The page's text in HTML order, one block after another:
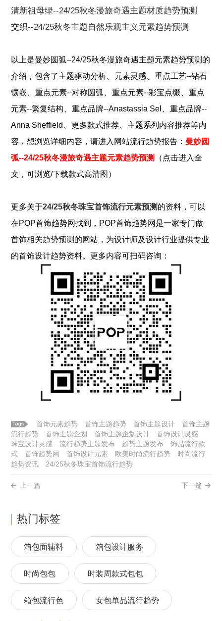
清新祖母绿--24/25秋冬漫旅奇遇主题材质趋势预测
交织--24/25秋冬主题自然乐观主义元素趋势预测
以上是曼妙圆弧--24/25秋冬漫旅奇遇主题元素趋势预测 的
介绍，包含了主题驱动分析、 元素灵感、重点工艺--钻石
镶嵌、重点元素--对称圆弧 、重点元素--彩宝点缀、重点
元素--繁复结构、重点品牌--Anastassia Sel 、重点品牌--
Anna Sheffield 、更多款式推荐、 主题系列内容推荐等内
容，想浏览详细内容，请进入网站流行趋势报告： 曼妙圆
弧--24/25秋冬漫旅奇遇主题元素趋势预测
（点击进入全
文，可浏览/下载款式高清图）
更多关于24/25秋冬珠宝首饰流行元素预测 的资料，可以
在POP首饰趋势网找到，POP首饰趋势网是一家专门做
首饰相关趋势预测的网站，为设计师及设计行业提供专业
的首饰设计趋势资料。更多内容可扫码咨询：
首饰元素趋势 首饰主题趋势 首饰主题设计
首饰主题
流行趋势
首饰主题企划 首饰主题企划设计
首饰设计灵感
珠宝设计灵感
流行趋势主题发布 趋势主题发布
饰品流行款
式
首饰趋势网 首饰设计元素 欧美时尚流行趋势
时尚流行
趋势资讯
24/25秋冬珠宝首饰流行趋势
上一篇 下一篇
热门标签
箱包面辅料 箱包设计服务
时尚包包 时装周款式包包
箱包流行色 女包单品流行趋势